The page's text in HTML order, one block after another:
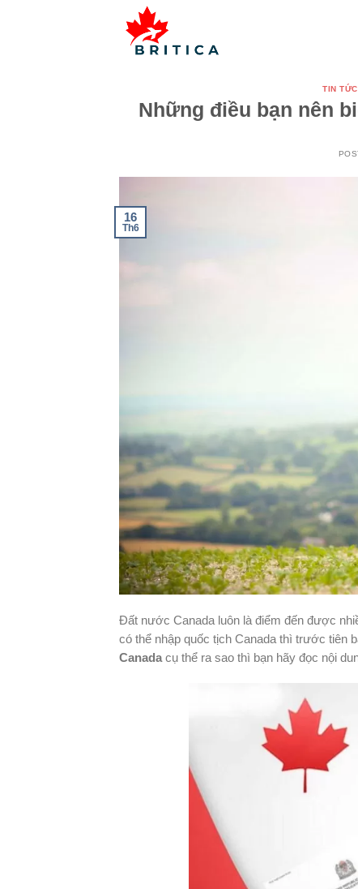
TIN
Những điều bạn nên
16
Th6
Đất nước Canada luôn là điểm đến được
có thể nhập quốc tịch Canada thì trước tiên
Canadacụ thể ra sao thì bạn hãy đọc nội